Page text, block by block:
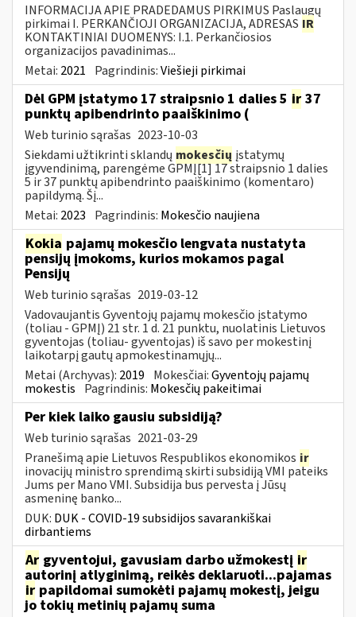
INFORMACIJA APIE PRADEDAMUS PIRKIMUS Paslaugų
pirkimai I. PERKANČIOJI ORGANIZACIJA, ADRESAS IR
KONTAKTINIAI DUOMENYS: I.1. Perkančiosios
organizacijos pavadinimas...
Metai: 2021 Pagrindinis:Viešieji pirkimai
Dėl GPM įstatymo 17 straipsnio 1 dalies 5 ir 37
punktų apibendrinto paaiškinimo (
Web turinio sąrašas 2023-10-03
Siekdami užtikrinti sklandų mokesčių įstatymų
įgyvendinimą, parengėme GPMĮ[1] 17 straipsnio 1 dalies
5 ir 37 punktų apibendrinto paaiškinimo (komentaro)
papildymą. Šį...
Metai: 2023 Pagrindinis: Mokesčio naujiena
Kokia pajamų mokesčio lengvata nustatyta
pensijų įmokoms, kurios mokamos pagal
Pensijų
Web turinio sąrašas 2019-03-12
Vadovaujantis Gyventojų pajamų mokesčio įstatymo
(toliau - GPMĮ) 21 str. 1 d. 21 punktu, nuolatinis Lietuvos
gyventojas (toliau- gyventojas) iš savo per mokestinį
laikotarpį gautų apmokestinamųjų...
Metai (Archyvas): 2019 Mokesčiai:Gyventojų pajamų
mokestis Pagrindinis: Mokesčių pakeitimai
Per kiek laiko gausiu subsidiją?
Web turinio sąrašas 2021-03-29
Pranešimą apie Lietuvos Respublikos ekonomikos ir
inovacijų ministro sprendimą skirti subsidiją VMI pateiks
Jums per Mano VMI. Subsidija bus pervesta į Jūsų
asmeninę banko...
DUK: DUK - COVID-19 subsidijos savarankiškai
dirbantiems
Ar gyventojui, gavusiam darbo užmokestį ir
autorinį atlyginimą, reikės deklaruoti...pajamas
ir papildomai sumokėti pajamų mokestį, jeigu
jo tokių metinių pajamų suma